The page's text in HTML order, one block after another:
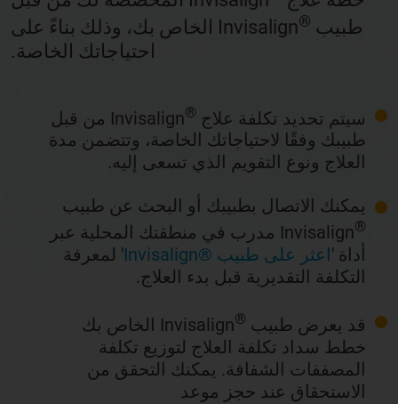
طبيب ®
Invisalign الخاص بك، وذلك بناءً على
احتياجاتك الخاصة.
سيتم تحديد تكلفة علاج ®
Invisalign من قبل
طبيبك وفقًا لاحتياجاتك الخاصة، وتتضمن مدة
العلاج ونوع التقويم الذي تسعى إليه.
يمكنك الاتصال بطبيبك أو البحث عن طبيب
®
Invisalign مدرب في منطقتك المحلية عبر
أداة 'اعثر على طبيب ®Invisalign
' لمعرفة
التكلفة التقديرية قبل بدء العلاج.
قد يعرض طبيب ®
Invisalign الخاص بك
خطط سداد تكلفة العلاج لتوزيع تكلفة
المصففات الشفافة. يمكنك التحقق من
الاستحقاق عند حجز موعد